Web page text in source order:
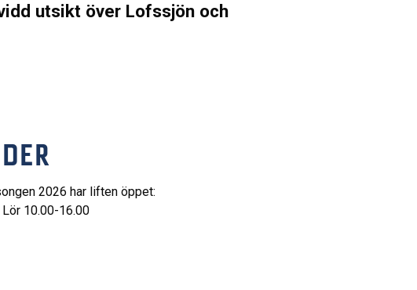
utsikt över Lofssjön och
2026 har liften öppet:
10.00-16.00